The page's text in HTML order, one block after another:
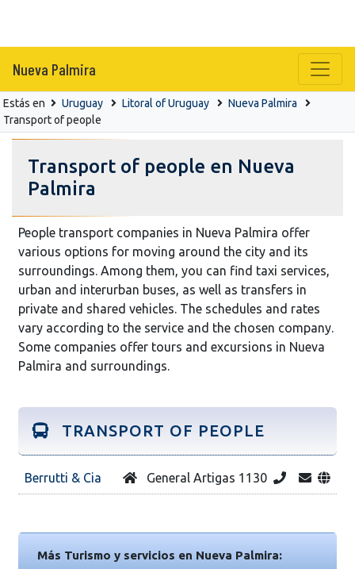
Nueva Palmira
Estás en Uruguay Litoral of Uruguay
Nueva Palmira
Transport of people
Transport of people en Nueva
Palmira
People transport companies in Nueva Palmira offer
various options for moving around the city and its
surroundings. Among them, you can find taxi services,
urban and interurban buses, as well as transfers in
private and shared vehicles. The schedules and rates
vary according to the service and the chosen company.
Some companies offer tours and excursions in Nueva
Palmira and surroundings.
TRANSPORT OF PEOPLE
Berrutti & Cia General Artigas 1130
Más Turismo y servicios en Nueva Palmira: